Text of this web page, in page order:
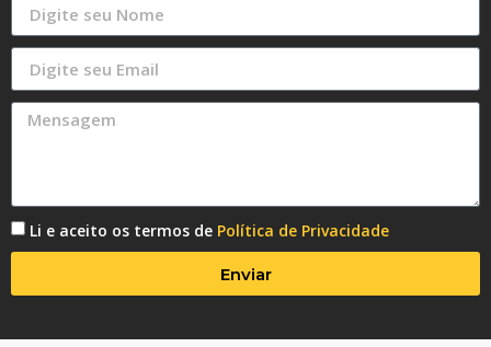
Li e aceito os termos de Política de Privacidade
Enviar